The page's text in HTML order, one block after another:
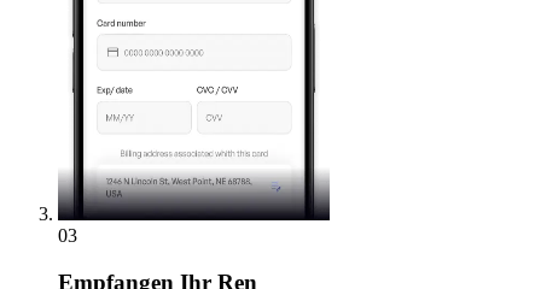
03
Empfangen Ihr Ren